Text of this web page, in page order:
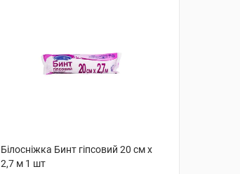
Білосніжка Бинт гіпсовий 20 см х
2,7 м 1 шт